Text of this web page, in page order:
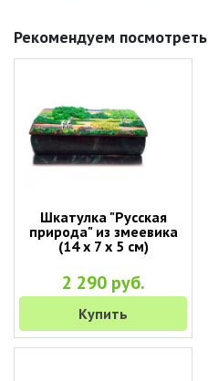
Рекомендуем посмотреть
Шкатулка "Русская
природа" из змеевика
(14 х 7 х 5 см)
2 290 руб.
Купить